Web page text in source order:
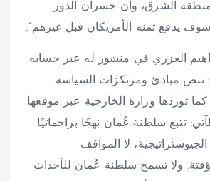
الشرق، وأن خسران الدور
سوف يدفع ثمنه الأمريكان قبل غيرهم”.
العزري في منشور له عبر حسابه
مبادئ ومرتكزات السياسة
كما توردها وزارة الخارجية عبر موقعها
تتبع سلطنة عُمان نهجًا براجماتيًا
لا المواقف
ولا تسمح سلطنة عُمان للأحداث